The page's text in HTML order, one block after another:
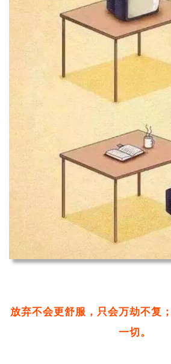
放弃不会更舒服，只会万劫不复
一切。